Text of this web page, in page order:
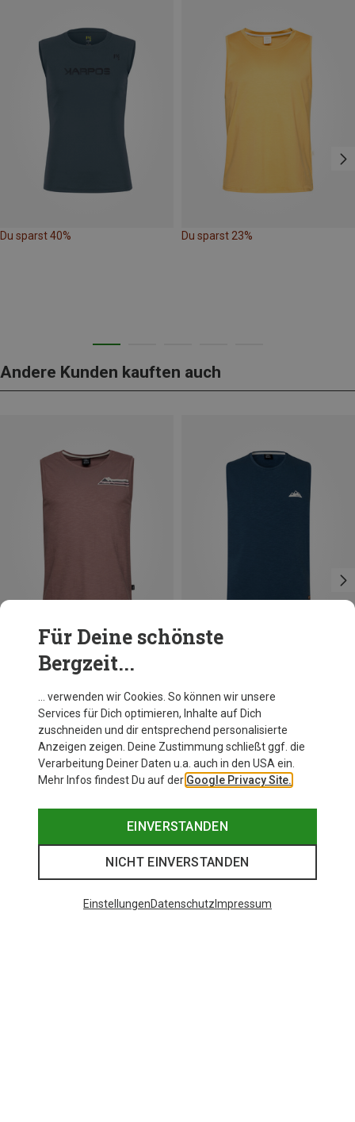
Du sparst 40% Du sparst 23%
Andere Kunden kauften auch
Du sparst 22%
Für Deine schönste
Bergzeit...
… verwenden wir Cookies. So können wir unsere
Services für Dich optimieren, Inhalte auf Dich
zuschneiden und dir entsprechend personalisierte
Anzeigen zeigen. Deine Zustimmung schließt ggf. die
Verarbeitung Deiner Daten u.a. auch in den USA ein.
Mehr Infos findest Du auf der Google Privacy Site.
EINVERSTANDEN
NICHT EINVERSTANDEN
EinstellungenDatenschutz Impressum